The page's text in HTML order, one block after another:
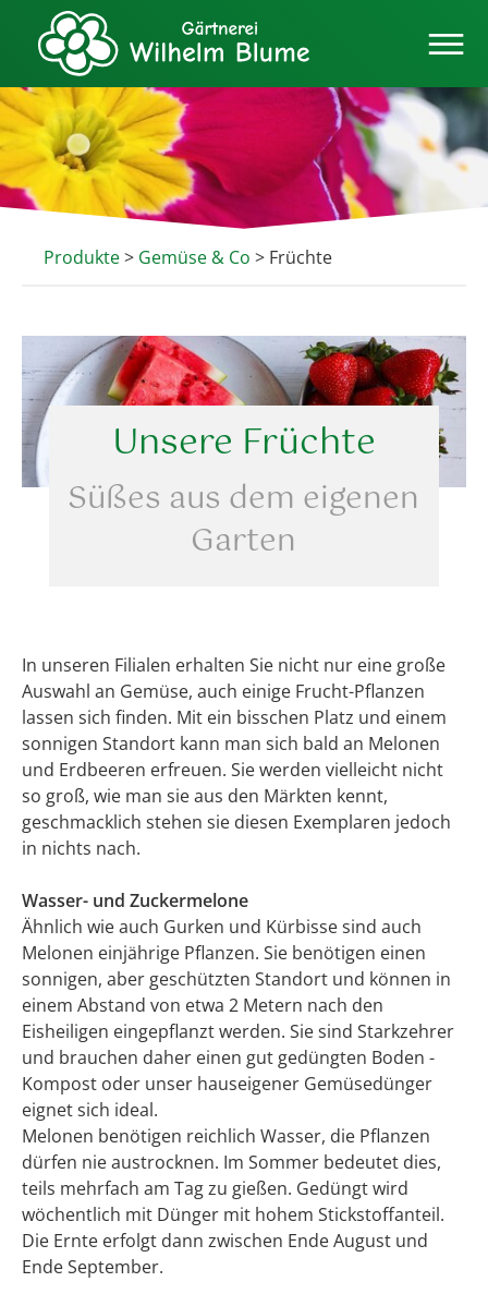
Produkte> Gemüse & Co > Früchte
Unsere Früchte
Süßes aus dem eigenen
Garten
In unseren Filialen erhalten Sie nicht nur eine große
Auswahl an Gemüse, auch einige Frucht-Pflanzen
lassen sich finden. Mit ein bisschen Platz und einem
sonnigen Standort kann man sich bald an Melonen
und Erdbeeren erfreuen. Sie werden vielleicht nicht
so groß, wie man sie aus den Märkten kennt,
geschmacklich stehen sie diesen Exemplaren jedoch
in nichts nach.
Wasser- und Zuckermelone
Ähnlich wie auch Gurken und Kürbisse sind auch
Melonen einjährige Pflanzen. Sie benötigen einen
sonnigen, aber geschützten Standort und können in
einem Abstand von etwa 2 Metern nach den
Eisheiligen eingepflanzt werden. Sie sind Starkzehrer
und brauchen daher einen gut gedüngten Boden -
Kompost oder unser hauseigener Gemüsedünger
eignet sich ideal.
Melonen benötigen reichlich Wasser, die Pflanzen
dürfen nie austrocknen. Im Sommer bedeutet dies,
teils mehrfach am Tag zu gießen. Gedüngt wird
wöchentlich mit Dünger mit hohem Stickstoffanteil.
Die Ernte erfolgt dann zwischen Ende August und
Ende September.